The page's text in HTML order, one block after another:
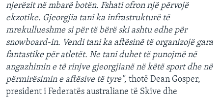
njerëzit në mbarë botën. Fshati ofron një përvojë
ekzotike. Gjeorgjia tani ka infrastrukturë të
mrekullueshme si për të bërë ski ashtu edhe për
snowboard-in. Vendi tani ka aftësinë të organizojë gara
fantastike për atletët. Ne tani duhet të punojmë në
angazhimin e të rinjve gjeorgjianë në këtë sport dhe në
përmirësimin e aftësive të tyre", thotë Dean Gosper,
president i Federatës australiane të Skive dhe